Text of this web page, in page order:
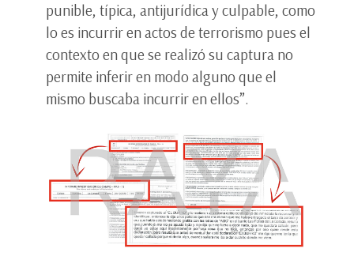
punible, típica, antijurídica y culpable, como
lo es incurrir en actos de terrorismo pues el
contexto en que se realizó su captura no
permite inferir en modo alguno que el
mismo buscaba incurrir en ellos”.